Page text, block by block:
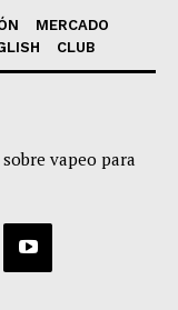
MERCADO
CLUB
vapeo para